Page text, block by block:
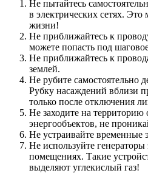
Не пытайтесь
в электрических сетях.
жизни!
Не приближайтесь к
можете попасть под
Не приближайтесь к
землей.
Не рубите самостоятельно
Рубку насаждений вблизи
только после отключения
Не заходите на
энергообъектов, не
Не устраивайте временные
Не используйте
помещениях. Такие
выделяют углекислый газ!